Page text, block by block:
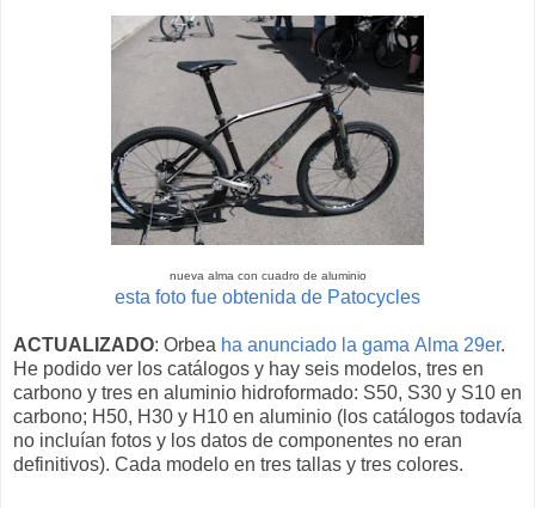
nueva alma con cuadro de aluminio
esta foto fue obtenida de Patocycles
ACTUALIZADO: Orbea ha anunciado la gama Alma 29er.
He podido ver los catálogos y hay seis modelos, tres en
carbono y tres en aluminio hidroformado: S50, S30 y S10 en
carbono; H50, H30 y H10 en aluminio (los catálogos todavía
no incluían fotos y los datos de componentes no eran
definitivos). Cada modelo en tres tallas y tres colores.